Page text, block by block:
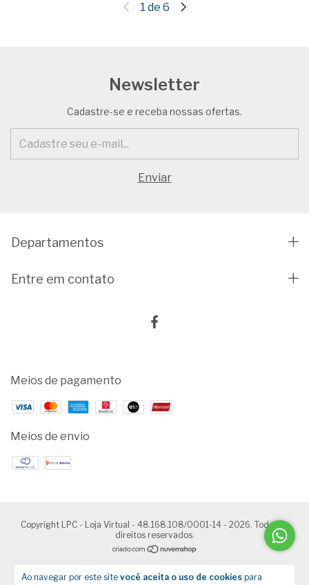
Ao navegar por este site você aceita o uso de cookies para
1 de 6
Newsletter
Cadastre-se e receba nossas ofertas.
Departamentos
Entre em contato
Meios de pagamento
Meios de envio
Copyright LPC - Loja Virtual - 48.168.108/0001-14 - 2026. Todos os
direitos reservados.